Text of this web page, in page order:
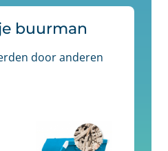
buurman
door anderen